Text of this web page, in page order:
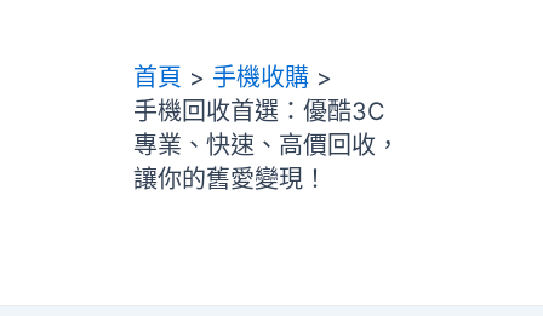
首頁
手機收購
手機回收首選：優酷3C
專業、快速、高價回收，
讓你的舊愛變現！